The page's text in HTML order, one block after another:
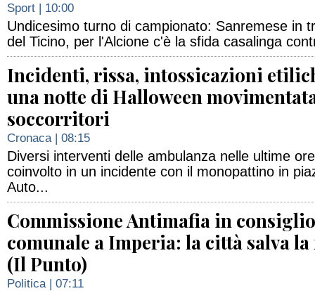
Sport | 10:00
Undicesimo turno di campionato: Sanremese in
del Ticino, per l'Alcione c'è la sfida casalinga
Incidenti, rissa, intossicazioni
una notte di Halloween
soccorritori
Cronaca| 08:15
Diversi interventi delle ambulanza nelle ultime
coinvolto in un incidente con il monopattino in
Auto...
Commissione Antimafia in consiglio
comunale a Imperia: la città salva la
(Il Punto)
Politica| 07:11